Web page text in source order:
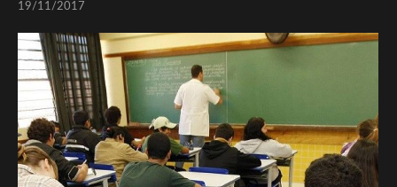
19/11/2017